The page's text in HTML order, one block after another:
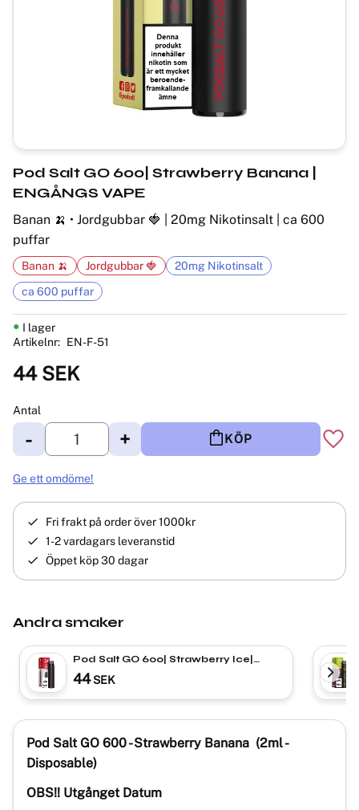
Pod Salt GO 600| Strawberry Banana |
ENGÅNGS VAPE
Banan 🍌 • Jordgubbar 🍓 | 20mg Nikotinsalt | ca 600
puffar
44SEK
Antal
+
- KÖP
I lager
Artikelnr
EN-F-51
Banan 🍌 Jordgubbar 🍓
20mg Nikotinsalt
ca 600 puffar
Ge ett omdöme!
Fri frakt på order över 1000kr
1-2 vardagars leveranstid
Öppet köp 30 dagar
Andra smaker
Pod Salt GO 600| Strawberry Ice|
Engångs Vape
44SEK
Pod Salt GO 600 - Strawberry Banana (2ml -
Disposable)
OBS!! Utgånget Datum